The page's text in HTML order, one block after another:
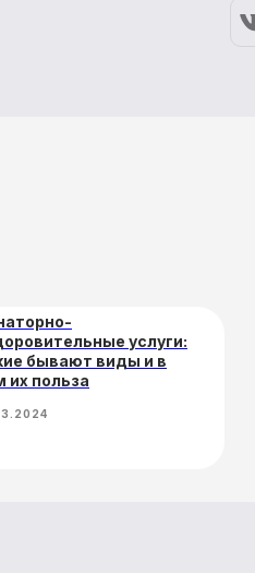
услуги:
бывают виды и в
их польза